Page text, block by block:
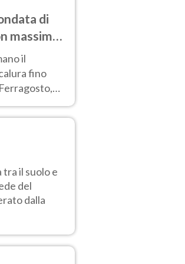
di
massime
il
fino
il suolo e
del
dalla